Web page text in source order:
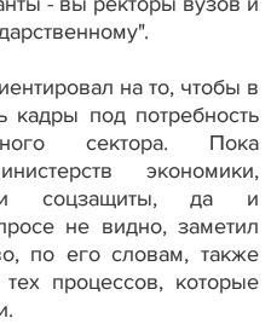
на то, чтобы в
кадры под потребность
сектора. Пока
экономики,
и соцзащиты, да и
не видно, заметил
по его словам, также
процессов, которые